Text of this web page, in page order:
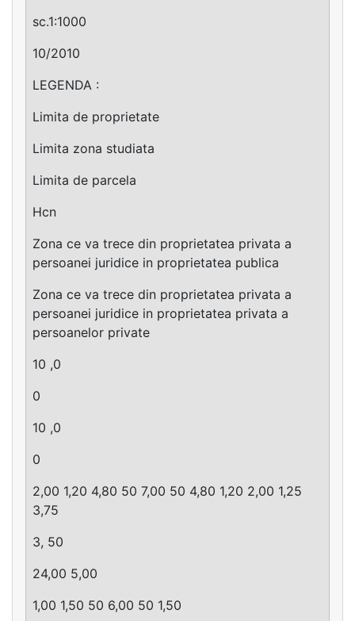
sc.1:1000
10/2010
LEGENDA :
Limita de proprietate
Limita zona studiata
Limita de parcela
Hcn
Zona ce va trece din proprietatea privata a
persoanei juridice in proprietatea publica
Zona ce va trece din proprietatea privata a
persoanei juridice in proprietatea privata a
persoanelor private
10 ,0
0
10 ,0
0
2,00 1,20 4,80 50 7,00 50 4,80 1,20 2,00 1,25
3,75
3, 50
24,00 5,00
1,00 1,50 50 6,00 50 1,50